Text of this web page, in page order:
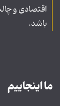
اقتصادی و
باشد.
ما اینجاییم